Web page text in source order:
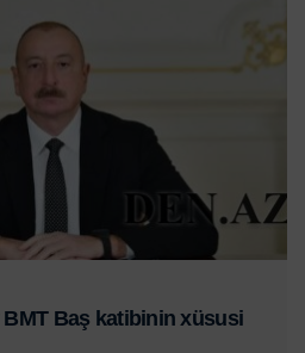
Baş katibinin xüsusi